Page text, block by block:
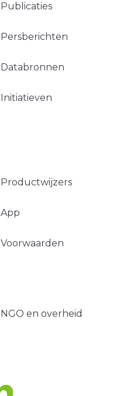
Publicaties
Persberichten
Databronnen
Initiatieven
Productwijzers
App
Voorwaarden
NGO en overheid